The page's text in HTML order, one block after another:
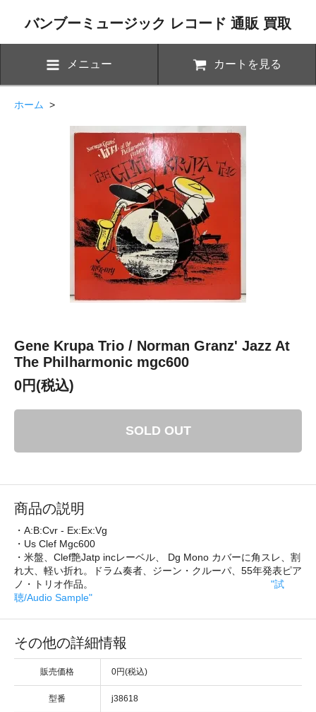
バンブーミュージック レコード 通販 買取
メニュー カートを見る
ホーム >
Gene Krupa Trio / Norman Granz' Jazz At
The Philharmonic mgc600
0円(税込)
SOLD OUT
商品の説明
・A:B:Cvr - Ex:Ex:Vg
・Us Clef Mgc600
・米盤、Clef艶Jatp incレーベル、 Dg Mono カバーに角スレ、割
れ大、軽い折れ。ドラム奏者、ジーン・クルーパ、55年発表ピア
ノ・トリオ作品。 "試
聴/Audio Sample"
その他の詳細情報
販売価格 0円(税込)
型番 j38618